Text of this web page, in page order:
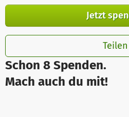
Schon 8 Spenden.
Mach auch du mit!
Jetzt
Teilen